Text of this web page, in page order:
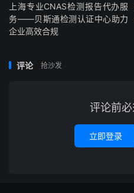
上海专业CNAS检测报告代办服
务——贝斯通检测认证中心助力
企业高效合规
评论 抢沙发
评论前必
立即登录